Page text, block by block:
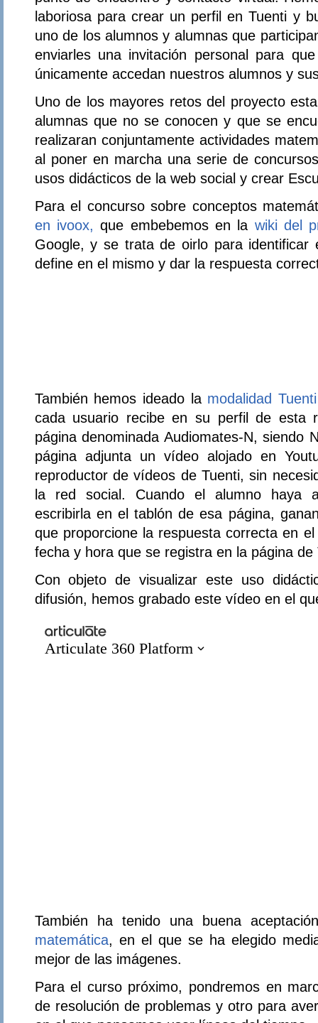
laboriosa para crear un perfil en Tuenti y
uno de los alumnos y alumnas que
enviarles una invitación personal para
únicamente accedan nuestros alumnos y
Uno de los mayores retos del proyecto
alumnas que no se conocen y que se
realizaran conjuntamente actividades
al poner en marcha una serie de
usos didácticos de la web social y crear
Para el concurso sobre conceptos
en ivoox,que embebemos en la wiki del
Google, y se trata de oirlo para identificar
define en el mismo y dar la respuesta
También hemos ideado la modalidad
cada usuario recibe en su perfil de esta
página denominada Audiomates-N, siendo
página adjunta un vídeo alojado en
reproductor de vídeos de Tuenti, sin
la red social. Cuando el alumno haya
escribirla en el tablón de esa página,
que proporcione la respuesta correcta en
fecha y hora que se registra en la página de
Con objeto de visualizar este uso
difusión, hemos grabado este vídeo en el
También ha tenido una buena
matemática, en el que se ha elegido
mejor de las imágenes.
Para el curso próximo, pondremos en
de resolución de problemas y otro para